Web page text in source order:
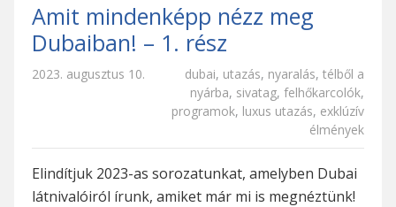
Amit mindenképp nézz meg
Dubaiban! – 1. rész
2023. augusztus 10. dubai, utazás, nyaralás, télből a
nyárba, sivatag, felhőkarcolók,
programok, luxus utazás, exklúzív
élmények
Elindítjuk 2023-as sorozatunkat, amelyben Dubai
látnivalóiról írunk, amiket már mi is megnéztünk!